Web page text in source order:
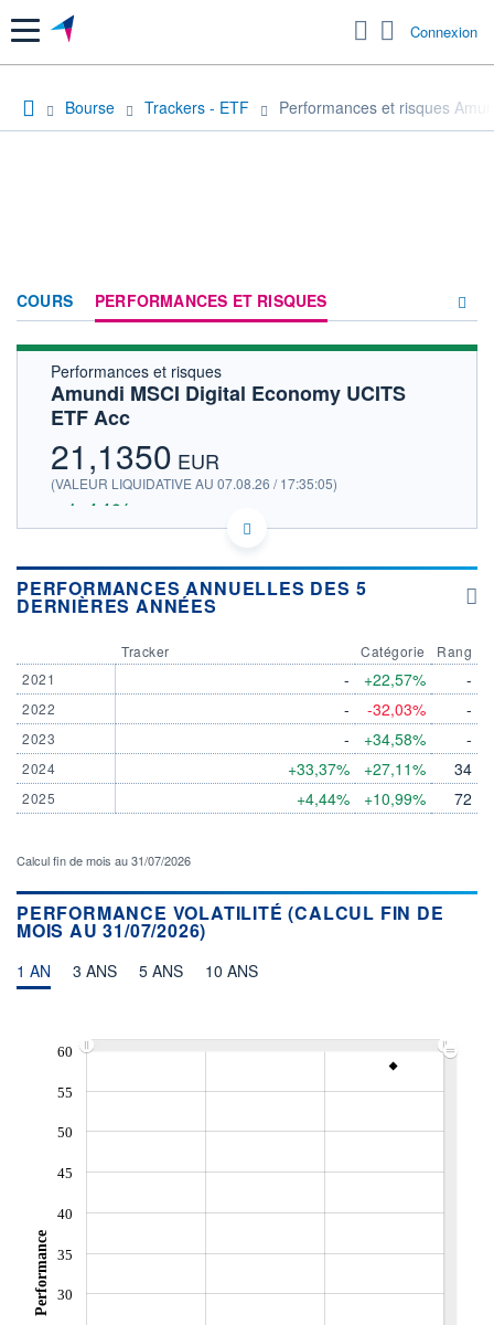
Menu Connexion
Bourse Trackers - ETF Performances et risques
COURS PERFORMANCES ET RISQUES
HISTORIQUE
Performances et risques
Amundi MSCI Digital Economy UCITS
ETF Acc
21,1350 EUR
(VALEUR LIQUIDATIVE AU 07.08.26 / 17:35:05)
+1,44%
21.135
LU2023678878 - Amundi Luxembourg S.A.
EURONEXT PARIS DONNÉES TEMPS RÉEL
SOUS-JACENT MSCI ACWI IMI DIGITA
05/08
20
MSCI ACWI IMI DIGITA
Technologies
OUVERTURE
21,1400
CLÔTURE VEILLE
+ HAUT
632 07.08.26 / 17:35:05
BAISSE HAUSSE
5
+ PORTEFEUILLE + LISTE
PERFORMANCES ANNUELLES DES 5
DERNIÈRES ANNÉES
2021
2022
2023
2024
2025
Tracker
-
-
-
+33,37%
+4,44%
Catégorie
+22,57%
-32,03%
+34,58%
+27,11%
+10,99%
Rang
-
-
-
34
72
Calcul fin de mois au 31/07/2026
PERFORMANCE VOLATILITÉ (CALCUL FIN DE
MOIS AU 31/07/2026)
1 AN 3 ANS 5 ANS 10 ANS
30
35
40
45
50
55
60
Performance